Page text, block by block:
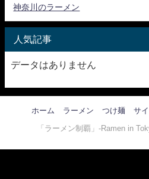
神奈川のラーメン
人気記事
データはありません
ホーム ラーメン つけ麺 サ
「ラーメン制覇」-Ramen in